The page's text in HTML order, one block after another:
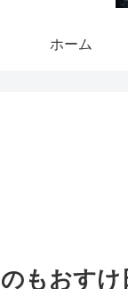
ホーム
のもおす